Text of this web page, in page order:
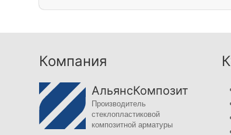
Компания
АльянсКомпозит
Производитель
стеклопластиковой
композитной арматуры